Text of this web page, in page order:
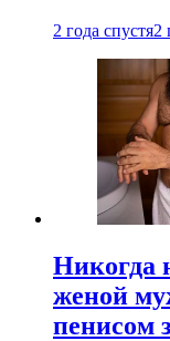
2 года спустя2
Никогда
женой
пенисом